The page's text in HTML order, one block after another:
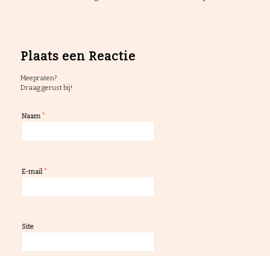
Plaats een Reactie
Meepraten?
Draag gerust bij!
Naam*
E-mail*
Site